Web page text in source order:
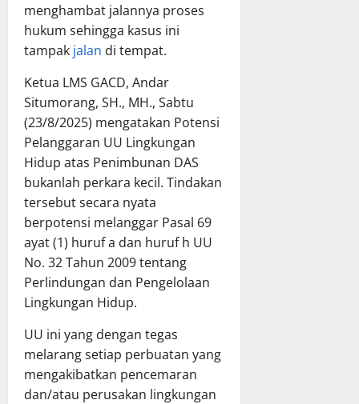
menghambat jalannya proses
hukum sehingga kasus ini
tampak jalan di tempat.
Ketua LMS GACD, Andar
Situmorang, SH., MH., Sabtu
(23/8/2025) mengatakan Potensi
Pelanggaran UU Lingkungan
Hidup atas Penimbunan DAS
bukanlah perkara kecil. Tindakan
tersebut secara nyata
berpotensi melanggar Pasal 69
ayat (1) huruf a dan huruf h UU
No. 32 Tahun 2009 tentang
Perlindungan dan Pengelolaan
Lingkungan Hidup.
UU ini yang dengan tegas
melarang setiap perbuatan yang
mengakibatkan pencemaran
dan/atau perusakan lingkungan